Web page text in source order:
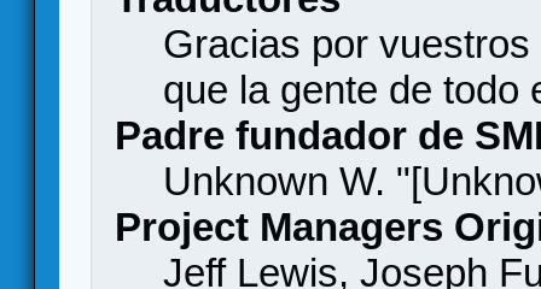
Gracias por
que la gente de todo
Padre fundador de
Unknown W.
Project Managers
Jeff Lewis, Joseph